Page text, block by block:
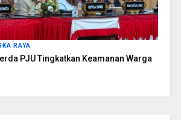
RAYA
PJU Tingkatkan Keamanan Warga